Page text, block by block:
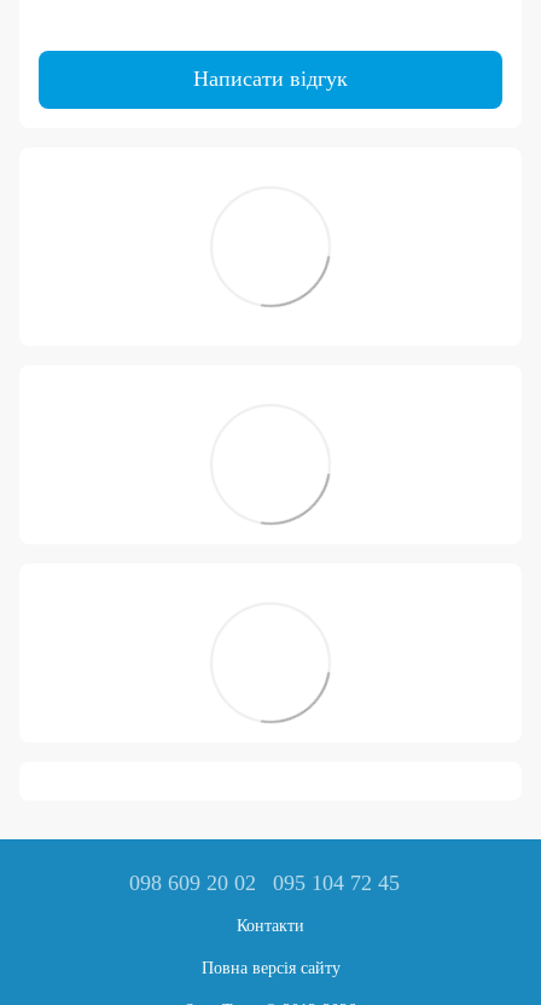
Написати відгук
098 609 20 02 095 104 72 45
Контакти
Повна версія сайту